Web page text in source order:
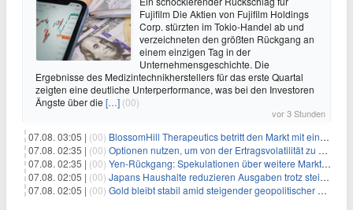
Fujifilm Die Aktien von Fujifilm Holdings
Corp. stürzten im Tokio-Handel ab und
verzeichneten den größten Rückgang an
einem einzigen Tag in der
Unternehmensgeschichte. Die
Ergebnisse des Medizintechnikherstellers für das erste Quartal
zeigten eine deutliche Unterperformance, was bei den Investoren
Ängste über die […] (00)
vor 3 Stunden
07.08. 03:05 | (00) BlossomHill Therapeutics betritt den Markt mit einem IPO-Boost von 150 Millionen Dollar
07.08. 02:35 | (00) Optionen nutzen, um von der Ertragsvolatilität zu profitieren
07.08. 02:35 | (00) Yen-Rückgang: Spekulationen über weitere Marktinterventionen nehmen zu
07.08. 02:05 | (00) Japans Haushalte reduzieren Ausgaben trotz steigender Löhne: Ein Warnsignal für das Wachstum
07.08. 02:05 | (00) Gold bleibt stabil amid steigender geopolitischer Spannungen im Persischen Golf